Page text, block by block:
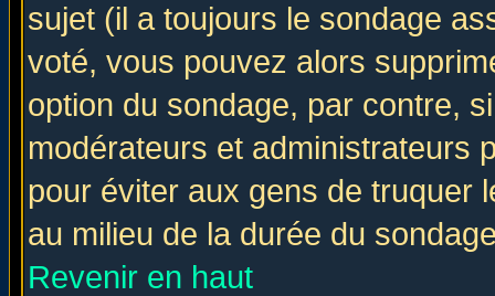
sujet (il a toujours le sondage
voté, vous pouvez alors
option du sondage, par contre,
modérateurs et administrateurs
pour éviter aux gens de truquer
au milieu de la durée du
Revenir en haut